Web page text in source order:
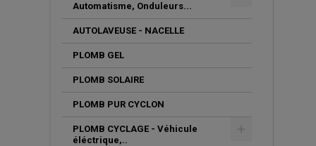
Automatisme, Onduleurs...
AUTOLAVEUSE - NACELLE
PLOMB GEL
PLOMB SOLAIRE
PLOMB PUR CYCLON
PLOMB CYCLAGE - Véhicule
éléctrique,..